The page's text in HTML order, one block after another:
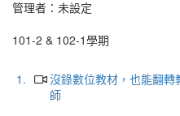
管理者：未設定
101-2 & 102-1學期
1.
沒錄數位教材，也能翻
師